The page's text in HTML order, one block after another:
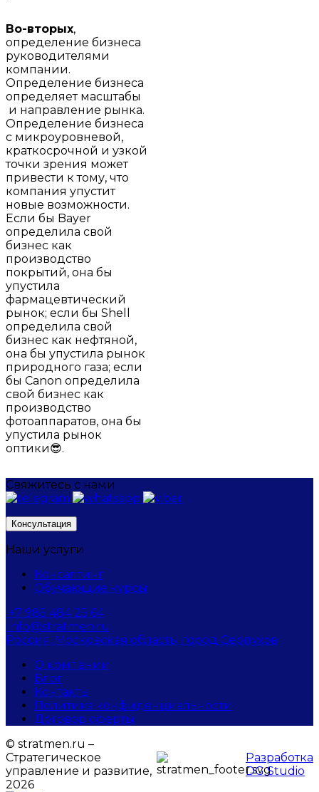
Во-вторых,
определение бизнеса
руководителями
компании.
Определение бизнеса
определяет масштабы
и направление рынка.
Определение бизнеса
с микроуровневой,
краткосрочной и узкой
точки зрения может
привести к тому, что
компания упустит
новые возможности.
Если бы Bayer
определила свой
бизнес как
производство
покрытий, она бы
упустила
фармацевтический
рынок; если бы Shell
определила свой
бизнес как нефтяной,
она бы упустила рынок
природного газа; если
бы Canon определила
свой бизнес как
производство
фотоаппаратов, она бы
упустила рынок
оптики😎.
Свяжитесь с нами
Консультация
Наши услуги
Консалтинг
Обучающие курсы
+7 985 484 25 64
info@stratmen.ru
Россия, Московская область, город Серпухов
О компании
Блог
Контакты
Политика конфиденциальности
Договор оферты
© stratmen.ru –
Cтратегическое
управление и развитие,
2026
Разработка
DG Studio